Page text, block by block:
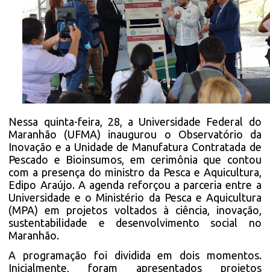
Nessa quinta-feira, 28, a Universidade Federal do
Maranhão (UFMA) inaugurou o Observatório da
Inovação e a Unidade de Manufatura Contratada de
Pescado e Bioinsumos, em cerimônia que contou
com a presença do ministro da Pesca e Aquicultura,
Edipo Araújo. A agenda reforçou a parceria entre a
Universidade e o Ministério da Pesca e Aquicultura
(MPA) em projetos voltados à ciência, inovação,
sustentabilidade e desenvolvimento social no
Maranhão.
A programação foi dividida em dois momentos.
Inicialmente, foram apresentados projetos